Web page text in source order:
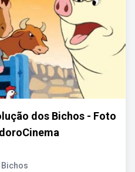
dos Bichos - Foto
Bichos